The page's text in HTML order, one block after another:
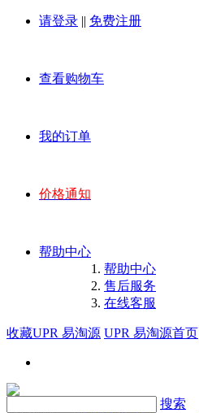
请登录 || 免费注册
查看购物车
我的订单
价格通知
帮助中心
帮助中心
售后服务
在线客服
收藏UPR 易淘源 UPR 易淘源首页
搜索